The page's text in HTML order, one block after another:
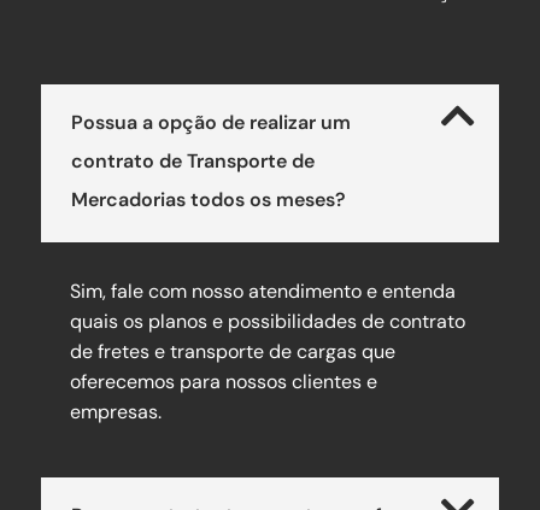
Possua a opção de realizar um
contrato de Transporte de
Mercadorias todos os meses?
Sim, fale com nosso atendimento e entenda
quais os planos e possibilidades de contrato
de fretes e transporte de cargas que
oferecemos para nossos clientes e
empresas.